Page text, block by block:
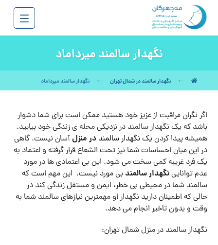
نگهدار سالمند میرداماد
نگهدار سالمند در شمال تهران نگهدار سالمند میرداماد
اگر نگران مراقبت از عزیز خود هستید ممکن است برای شما دشوار
باشد که یک نگهدار سالمند در نزدیکی محله ی زندگی خود بیابید.
همیشه پیدا کردن یک نگهدار سالمند در منزلآسان نیست. گاهی
در این میان احساسات شما نیز تحت الشعاع قرار گرفته و اعتماد به
یک فرد غریبه کمی سخت می شود. این بی اعتمادی ها در مورد
عدم توانایینگهدار سالمند بی مورد نیست. این مهم است که
سالمند شما در محیطی بی خطر، ایمن و مستقل زندگی کند در
حالی که اطمینان دارید نگهدار او مهمترین نیازهای سالمند شما به
وقت و بدون تاخیر انجام می دهد.
نگهدار سالمند در منزل شمال تهران: